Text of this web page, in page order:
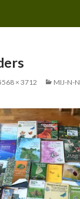
× 3712
MIJ-N-